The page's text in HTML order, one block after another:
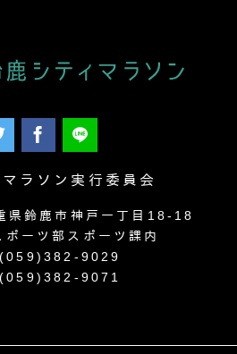
ラソン実行委員会
鈴鹿市神戸一丁目18-18
ポーツ部スポーツ課内
9029
9071